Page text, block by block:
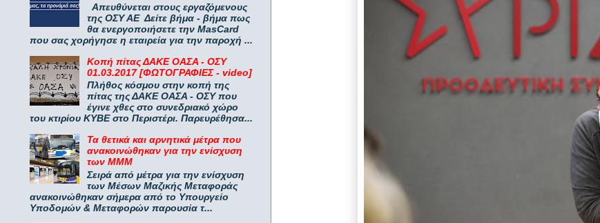
Απευθύνεται στους εργαζόμενους
της ΟΣΥ ΑΕ Δείτε βήμα - βήμα πως
θα ενεργοποιήσετε την MasCard
που σας χορήγησε η εταιρεία για την παροχή ...
Κοπή πίτας ΔΑΚΕ ΟΑΣΑ - ΟΣΥ
01.03.2017 [ΦΩΤΟΓΡΑΦΙΕΣ - video]
Πλήθος κόσμου στην κοπή της
πίτας της ΔΑΚΕ ΟΑΣΑ - ΟΣΥ που
έγινε χθες στο συνεδριακό χώρο
του κτιρίου ΚΥΒΕ στο Περιστέρι. Παρευρέθησα...
Τα θετικά και αρνητικά μέτρα που
ανακοινώθηκαν για την ενίσχυση
των ΜΜΜ
Σειρά από μέτρα για την ενίσχυση
των Μέσων Μαζικής Μεταφοράς
ανακοινώθηκαν σήμερα από το Υπουργείο
Υποδομών & Μεταφορών παρουσία τ...